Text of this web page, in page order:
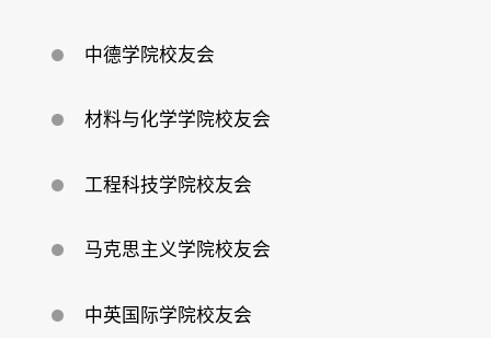
中德学院校友会
材料与化学学院校友会
工程科技学院校友会
马克思主义学院校友会
中英国际学院校友会